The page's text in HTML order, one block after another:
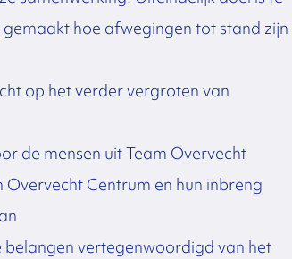
hoe afwegingen tot stand zijn
op het verder vergroten van
de mensen uit Team Overvecht
Centrum en hun inbreng
vertegenwoordigd van het